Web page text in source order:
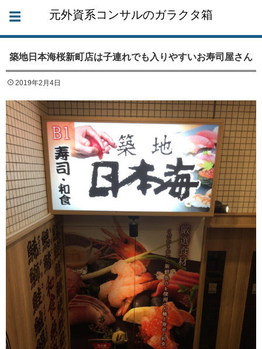
元外資系コンサルのガラクタ箱
築地日本海桜新町店は子連れでも入りやすいお寿司屋さん
2019年2月4日